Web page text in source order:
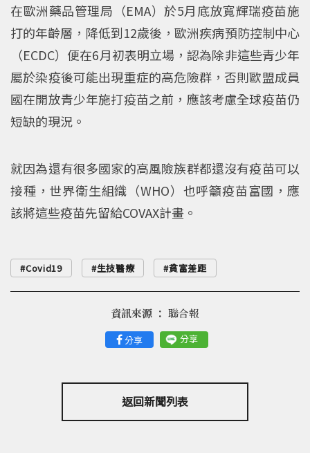
在歐洲藥品管理局（EMA）於5月底放寬輝瑞疫苗施
打的年齡層，降低到12歲後，歐洲疾病預防控制中心
（ECDC）便在6月初表明立場，認為除非這些青少年
屬於染疫後可能出現重症的高危險群，否則歐盟成員
國在開放青少年施打疫苗之前，應該考慮全球疫苗仍
短缺的現況。
就因為還有很多國家的高風險族群都還沒有疫苗可以
接種，世界衛生組織（WHO）也呼籲疫苗富國，應
該將這些疫苗先留給COVAX計畫。
Covid19 生技醫療 貧富差距
分享 分享
資訊來源 ： 聯合報
返回新聞列表